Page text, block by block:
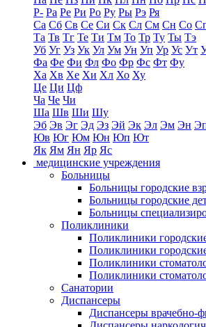
Р- Ра Ре Ри Ро Ру Ры Рэ Ря
Са Сб Св Се Си Ск Сл См Сн Со
Та Тв Тг Те Ти Тм То Тр Ту Ты Тэ
Уб Уг Уз Ук Ул Ум Ун Уп Ур Ус Ут
Фа Фе Фи Фл Фо Фр Фс Фт Фу
Ха Хв Хе Хи Хл Хо Ху
Це Ци Цф
Ча Че Чи
Ша Шв Ши Шу
Эб Эв Эг Эд Эз Эй Эк Эл Эм Эн
Юв Юг Юм Юн Юп Ют
Як Ям Ян Яр Яс
медицинские учреждения
Больницы
Больницы городские
Больницы городские
Больницы
Поликлиники
Поликлиники
Поликлиники
Поликлиники
Поликлиники
Санатории
Диспансеры
Диспансеры врачебно-